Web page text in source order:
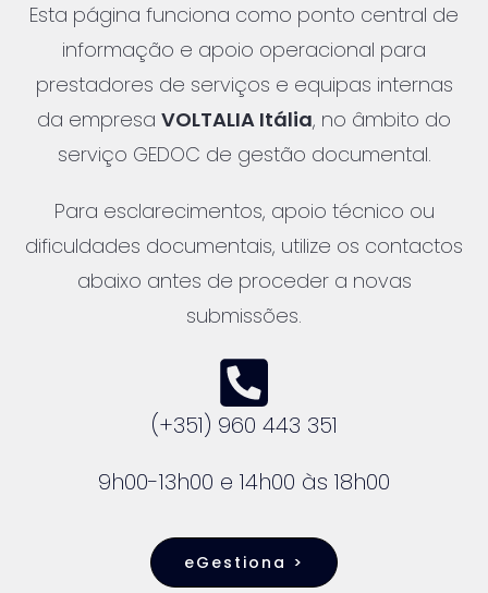
Esta página funciona como ponto central de
informação e apoio operacional para
prestadores de serviços e equipas internas
da empresa VOLTALIA Itália, no âmbito do
serviço GEDOC de gestão documental.
Para esclarecimentos, apoio técnico ou
dificuldades documentais, utilize os contactos
abaixo antes de proceder a novas
submissões.
(+351) 960 443 351
9h00-13h00 e 14h00 às 18h00
eGestiona >